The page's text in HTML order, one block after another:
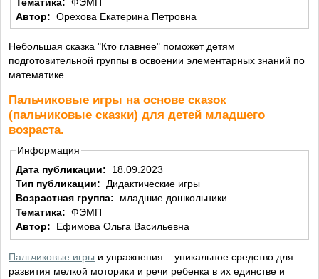
Автор: Орехова Екатерина Петровна
Небольшая сказка "Кто главнее" поможет детям
подготовительной группы в освоении элементарных знаний по
математике
Пальчиковые игры на основе сказок
(пальчиковые сказки) для детей младшего
возраста.
Информация
Дата публикации:
18.09.2023
Тип публикации: Дидактические игры
Возрастная группа:
младшие дошкольники
Тематика: ФЭМП
Автор:
Ефимова Ольга Васильевна
Пальчиковые игры и упражнения – уникальное средство для
развития мелкой моторики и речи ребенка в их единстве и